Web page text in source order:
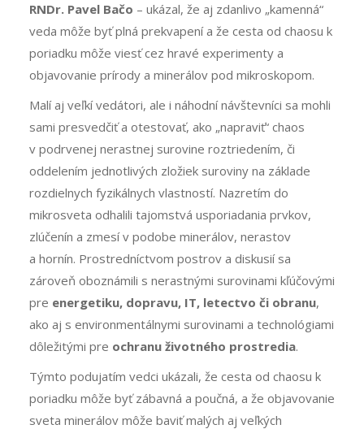
RNDr. Pavel Bačo – ukázal, že aj zdanlivo „kamenná“
veda môže byť plná prekvapení a že cesta od chaosu k
poriadku môže viesť cez hravé experimenty a
objavovanie prírody a minerálov pod mikroskopom.
Malí aj veľkí vedátori, ale i náhodní návštevníci sa mohli
sami presvedčiť a otestovať, ako „napraviť“ chaos
v podrvenej nerastnej surovine roztriedením, či
oddelením jednotlivých zložiek suroviny na základe
rozdielnych fyzikálnych vlastností. Nazretím do
mikrosveta odhalili tajomstvá usporiadania prvkov,
zlúčenín a zmesí v podobe minerálov, nerastov
a hornín. Prostredníctvom postrov a diskusií sa
zároveň oboznámili s nerastnými surovinami kľúčovými
pre energetiku, dopravu, IT, letectvo či obranu,
ako aj s environmentálnymi surovinami a technológiami
dôležitými pre ochranu životného prostredia.
Týmto podujatím vedci ukázali, že cesta od chaosu k
poriadku môže byť zábavná a poučná, a že objavovanie
sveta minerálov môže baviť malých aj veľkých